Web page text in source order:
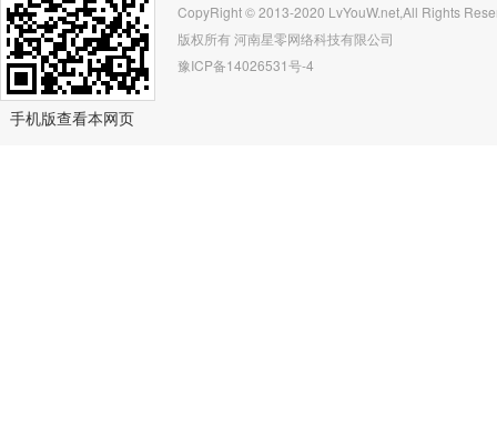
手机版查看本网页
CopyRight © 2013-2020 LvYouW.net,All Rights
版权所有河南星零网络科技有限公司
豫ICP备14026531号-4